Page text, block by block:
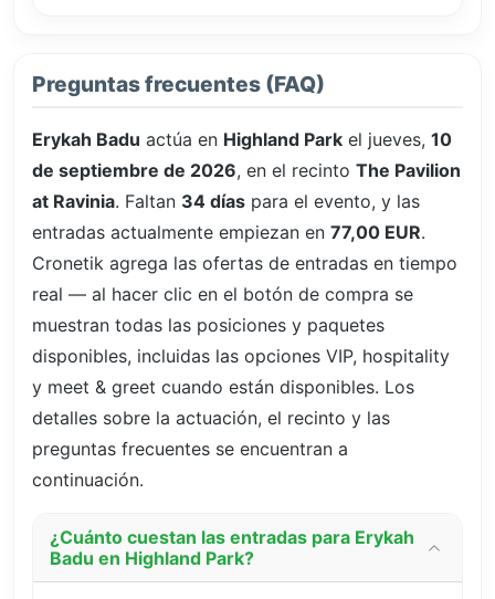
Preguntas frecuentes (FAQ)
Erykah Badu actúa en Highland Park el jueves, 10
de septiembre de 2026, en el recinto The Pavilion
at Ravinia. Faltan 34 días para el evento, y las
entradas actualmente empiezan en 77,00 EUR.
Cronetik agrega las ofertas de entradas en tiempo
real — al hacer clic en el botón de compra se
muestran todas las posiciones y paquetes
disponibles, incluidas las opciones VIP, hospitality
y meet & greet cuando están disponibles. Los
detalles sobre la actuación, el recinto y las
preguntas frecuentes se encuentran a
continuación.
¿Cuánto cuestan las entradas para Erykah
Badu en Highland Park?